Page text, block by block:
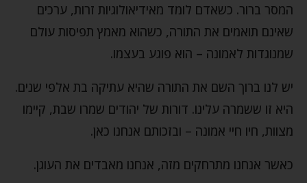
המסר ברור. כשאדם לומד מאידיאולוגיות זרות, ערכים
שאינם תואמים את התורה, כשהוא מאמץ תפיסות עולם
שמנוגדות לאמונה – הוא פוגע בעצמו.
יש לנו ברוך השם את התורה שהיא עתיקה בת אלפי שנים.
היא זו ששמרה עלינו. דורות של יהודים שמרו שבת, קיימו
מצוות, חיו חיי אמונה – ובזכותם אנחנו כאן.
כאשר אנחנו מתרחקים מזה, אנחנו מאבדים את העוגן.